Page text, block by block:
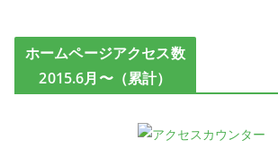
ホームページアクセス数
2015.6月〜（累計）